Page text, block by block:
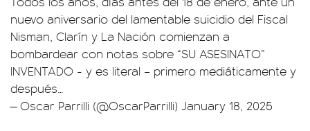
nuevo aniversario del lamentable suicidio del Fiscal
Nisman, Clarín y La Nación comienzan a
bombardear con notas sobre “SU ASESINATO”
INVENTADO - y es literal – primero mediáticamente y
después…
— Oscar Parrilli (@OscarParrilli) January 18, 2025